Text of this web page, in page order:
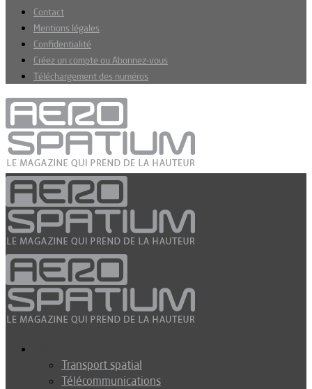
Contact
Mentions légales
Confidentialité
Créez un compte ou Abonnez-vous
Téléchargement des numéros
Transport spatial
Télécommunications